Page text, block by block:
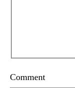
Comment